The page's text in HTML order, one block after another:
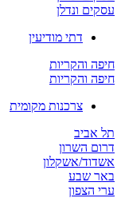
עסקים ונדלן
דתי מודיעין
חיפה והקריות
חיפה והקריות
צרכנות מקומית
תל אביב
דרום השרון
אשדוד/אשקלון
באר שבע
ערי הצפון